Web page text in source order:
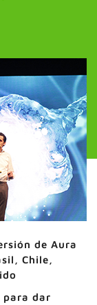
de Aura
Chile,
para dar